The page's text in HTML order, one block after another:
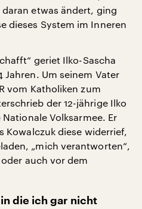
etwas ändert, ging
dieses System im Inneren
geriet Ilko-Sascha
Jahren. Um seinem Vater
vom Katholiken zum
der 12-jährige Ilko
Volksarmee. Er
Kowalczuk diese widerrief,
„mich verantworten“,
auch vor dem
die ich gar nicht